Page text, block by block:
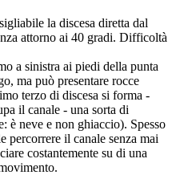
la discesa diretta dal
attorno ai 40 gradi. Difficoltà
a sinistra ai piedi della punta
ma può presentare rocce
terzo di discesa si forma -
il canale - una sorta di
è neve e non ghiaccio). Spesso
percorrere il canale senza mai
costantemente su di una